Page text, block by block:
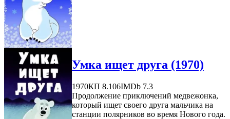
Умка ищет друга (1970)
1970КП 8.106IMDb 7.3
Продолжение приключений медвежонка,
который ищет своего друга мальчика на
станции полярников во время Нового года.